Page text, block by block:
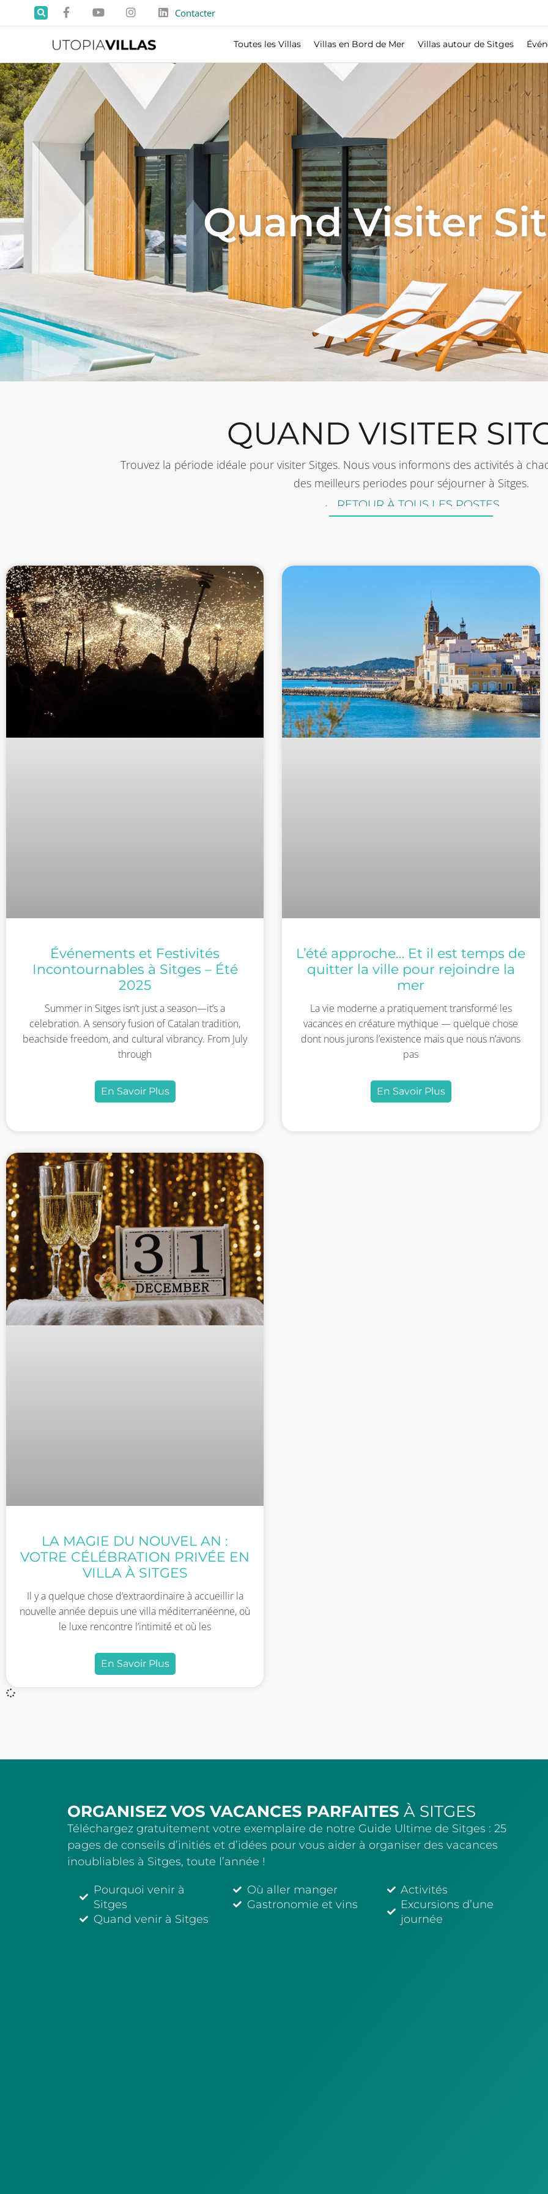
Contacter
Toutes les Villas Villas en Bord de Mer Villas autour de Sitges
Quand Visiter
QUAND VISITER
Trouvez la période idéale pour visiter Sitges. Nous vous informons des activités à
des meilleurs periodes pour séjourner à Sitges.
← RETOUR À TOUS LES POSTES
Événements et Festivités
Incontournables à Sitges – Été
2025
Summer in Sitges isn’t just a season—it’s a
celebration. A sensory fusion of Catalan tradition,
beachside freedom, and cultural vibrancy. From July
through
En Savoir Plus
L’été approche… Et il est temps de
quitter la ville pour rejoindre la
mer
La vie moderne a pratiquement transformé les
vacances en créature mythique — quelque chose
dont nous jurons l’existence mais que nous n’avons
pas
En Savoir Plus
LA MAGIE DU NOUVEL AN :
VOTRE CÉLÉBRATION PRIVÉE EN
VILLA À SITGES
Il y a quelque chose d’extraordinaire à accueillir la
nouvelle année depuis une villa méditerranéenne, où
le luxe rencontre l’intimité et où les
En Savoir Plus
ORGANISEZ VOS VACANCES PARFAITES À SITGES
Téléchargez gratuitement votre exemplaire de notre Guide Ultime de Sitges : 25
pages de conseils d’initiés et d’idées pour vous aider à organiser des vacances
inoubliables à Sitges, toute l’année !
Pourquoi venir à
Sitges
Quand venir à Sitges
Où aller manger
Gastronomie et vins
Activités
Excursions d’une
journée